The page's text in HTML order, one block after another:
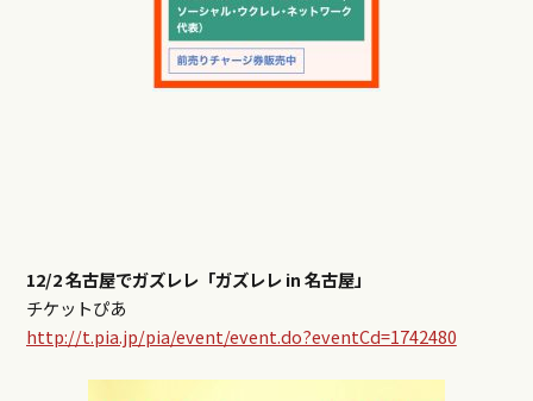
12/2 名古屋でガズレレ「ガズレレ in 名古屋」
チケットぴあ
http://t.pia.jp/pia/event/event.do?eventCd=1742480